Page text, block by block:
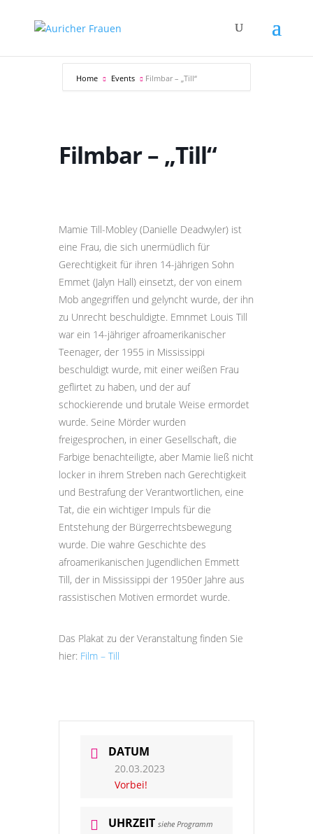
Home Events Filmbar – „Till“
Filmbar – „Till“
Mamie Till-Mobley (Danielle Deadwyler) ist
eine Frau, die sich unermüdlich für
Gerechtigkeit für ihren 14-jährigen Sohn
Emmet (Jalyn Hall) einsetzt, der von einem
Mob angegriffen und gelyncht wurde, der ihn
zu Unrecht beschuldigte. Emnmet Louis Till
war ein 14-jähriger afroamerikanischer
Teenager, der 1955 in Mississippi
beschuldigt wurde, mit einer weißen Frau
geflirtet zu haben, und der auf
schockierende und brutale Weise ermordet
wurde. Seine Mörder wurden
freigesprochen, in einer Gesellschaft, die
Farbige benachteiligte, aber Mamie ließ nicht
locker in ihrem Streben nach Gerechtigkeit
und Bestrafung der Verantwortlichen, eine
Tat, die ein wichtiger Impuls für die
Entstehung der Bürgerrechtsbewegung
wurde. Die wahre Geschichte des
afroamerikanischen Jugendlichen Emmett
Till, der in Mississippi der 1950er Jahre aus
rassistischen Motiven ermordet wurde.
Das Plakat zu der Veranstaltung finden Sie
hier: Film – Till
DATUM
20.03.2023
Vorbei!
UHRZEIT siehe Programm